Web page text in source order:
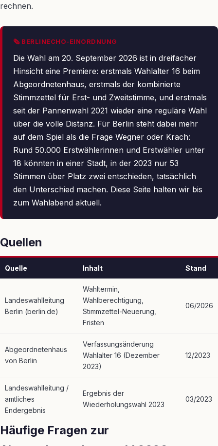
rechnen.
🗞 BERLINECHO-EINORDNUNG
Die Wahl am 20. September 2026 ist in dreifacher
Hinsicht eine Premiere: erstmals Wahlalter 16 beim
Abgeordnetenhaus, erstmals der kombinierte
Stimmzettel für Erst- und Zweitstimme, und erstmals
seit der Pannenwahl 2021 wieder eine reguläre Wahl
über die volle Distanz. Für Berlin steht dabei mehr
auf dem Spiel als die Frage Wegner oder Krach:
Rund 50.000 Erstwählerinnen und Erstwähler unter
18 könnten in einer Stadt, in der 2023 nur 53
Stimmen über Platz zwei entschieden, tatsächlich
den Unterschied machen. Diese Seite halten wir bis
zum Wahlabend aktuell.
Quellen
Quelle Inhalt Stand
Landeswahlleitung
Berlin (berlin.de)
Wahltermin,
Wahlberechtigung,
Stimmzettel-Neuerung,
Fristen
06/2026
Abgeordnetenhaus
von Berlin
Verfassungsänderung
Wahlalter 16 (Dezember
2023)
12/2023
Landeswahlleitung /
amtliches
Endergebnis
Ergebnis der
Wiederholungswahl 2023
03/2023
Häufige Fragen zur